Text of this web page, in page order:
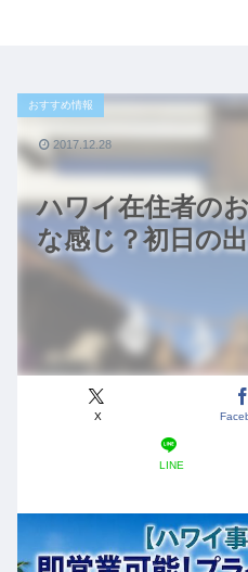
ハワイ在住者の
な感じ？初日の
おすすめ情報
X
LINE
2017.12.28